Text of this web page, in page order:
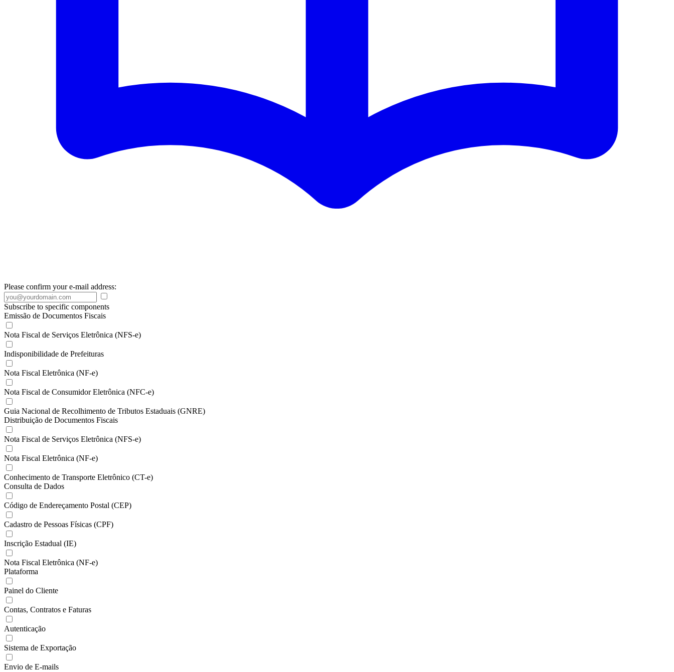
Please confirm your e-mail address:
Subscribe to specific components
Emissão de Documentos Fiscais
Nota Fiscal de Serviços Eletrônica (NFS-e)
Indisponibilidade de Prefeituras
Nota Fiscal Eletrônica (NF-e)
Nota Fiscal de Consumidor Eletrônica (NFC-e)
Guia Nacional de Recolhimento de Tributos Estaduais (GNRE)
Distribuição de Documentos Fiscais
Nota Fiscal de Serviços Eletrônica (NFS-e)
Nota Fiscal Eletrônica (NF-e)
Conhecimento de Transporte Eletrônico (CT-e)
Consulta de Dados
Código de Endereçamento Postal (CEP)
Cadastro de Pessoas Físicas (CPF)
Inscrição Estadual (IE)
Nota Fiscal Eletrônica (NF-e)
Plataforma
Painel do Cliente
Contas, Contratos e Faturas
Autenticação
Sistema de Exportação
Envio de E-mails